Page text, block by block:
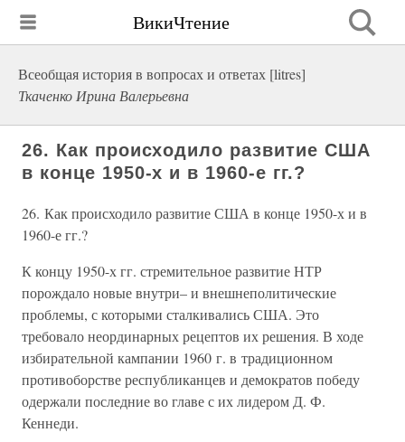
ВикиЧтение
Всеобщая история в вопросах и ответах [litres]
Ткаченко Ирина Валерьевна
26. Как происходило развитие США
в конце 1950-х и в 1960-е гг.?
26. Как происходило развитие США в конце 1950-х и в
1960-е гг.?
К концу 1950-х гг. стремительное развитие НТР
порождало новые внутри– и внешнеполитические
проблемы, с которыми сталкивались США. Это
требовало неординарных рецептов их решения. В ходе
избирательной кампании 1960 г. в традиционном
противоборстве республиканцев и демократов победу
одержали последние во главе с их лидером Д. Ф.
Кеннеди.